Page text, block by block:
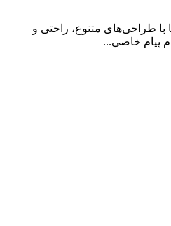
طراحی‌های متنوع، راحتی و
پیام خاصی...